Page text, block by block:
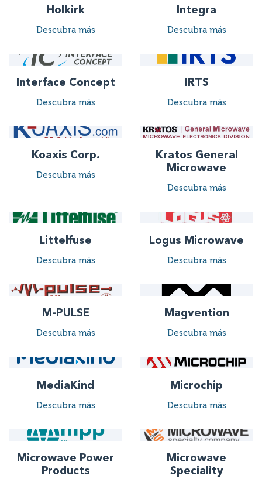
Holkirk
Descubra más
Integra
Descubra más
Interface Concept
Descubra más
IRTS
Descubra más
Koaxis Corp.
Descubra más
Kratos General
Microwave
Descubra más
Littelfuse
Descubra más
Logus Microwave
Descubra más
M-PULSE
Descubra más
Magvention
Descubra más
MediaKind
Descubra más
Microchip
Descubra más
Microwave Power
Products
Microwave
Speciality